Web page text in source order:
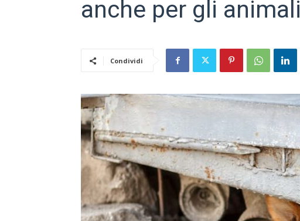
anche per gli animali
Condividi